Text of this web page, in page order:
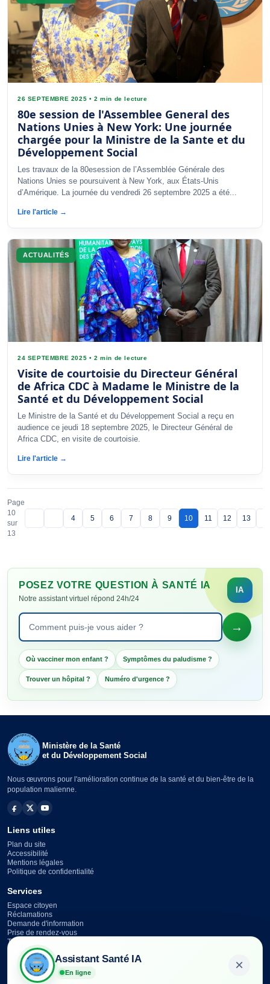
26 SEPTEMBRE 2025 •2 min de lecture
80e session de l'Assemblee General des
Nations Unies à New York: Une journée
chargée pour la Ministre de la Sante et du
Développement Social
Les travaux de la 80esession de l’Assemblée Générale des
Nations Unies se poursuivent à New York, aux États-Unis
d’Amérique. La journée du vendredi 26 septembre 2025 a été...
Lire l'article →
ACTUALITÉS
24 SEPTEMBRE 2025 •2 min de lecture
Visite de courtoisie du Directeur Général
de Africa CDC à Madame le Ministre de la
Santé et du Développement Social
Le Ministre de la Santé et du Développement Social a reçu en
audience ce jeudi 18 septembre 2025, le Directeur Général de
Africa CDC, en visite de courtoisie.
Lire l'article →
Page
10
sur
13
4 5 6 7 8 9 10 11 12 13
POSEZ VOTRE QUESTION À SANTÉ IA
Notre assistant virtuel répond 24h/24
Poser une question à Santé IA →
Où vacciner mon enfant ? Symptômes du paludisme ?
Trouver un hôpital ? Numéro d'urgence ?
Assistant Santé IA
En ligne ×
Ministère de la Santé
et du Développement Social
Nous œuvrons pour l'amélioration continue de la santé et du bien-être de la
population malienne.
Liens utiles
Plan du site
Accessibilité
Mentions légales
Politique de confidentialité
Services
Espace citoyen
Réclamations
Demande d'information
Prise de rendez-vous
Téléchargements
Contact
Cité Administrative,